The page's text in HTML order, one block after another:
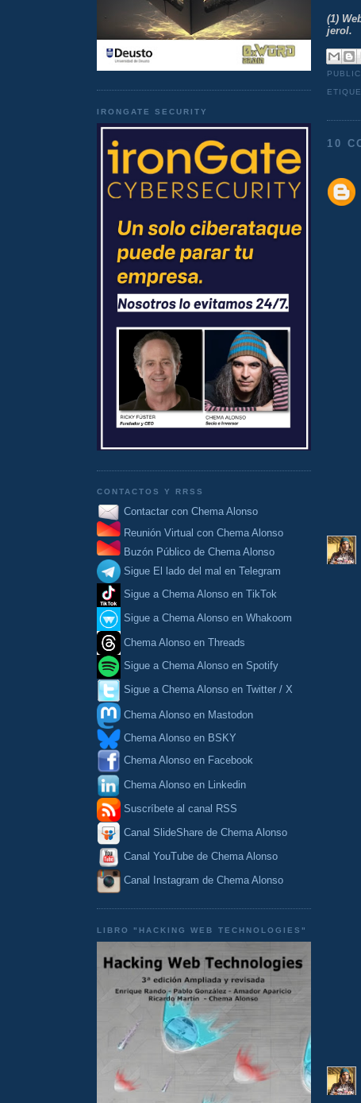
IRONGATE SECURITY
CONTACTOS Y RRSS
Contactar con Chema Alonso
Reunión Virtual con Chema Alonso
Buzón Público de Chema Alonso
Sigue El lado del mal en Telegram
Sigue a Chema Alonso en TikTok
Sigue a Chema Alonso en Whakoom
Chema Alonso en Threads
Sigue a Chema Alonso en Spotify
Sigue a Chema Alonso en Twitter / X
Chema Alonso en Mastodon
Chema Alonso en BSKY
Chema Alonso en Facebook
Chema Alonso en Linkedin
Suscríbete al canal RSS
Canal SlideShare de Chema Alonso
Canal YouTube de Chema Alonso
Canal Instagram de Chema Alonso
LIBRO "HACKING WEB TECHNOLOGIES"
(1)
jerol.
10